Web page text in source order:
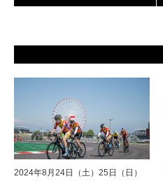
2024年8月24日（土）25日（日）